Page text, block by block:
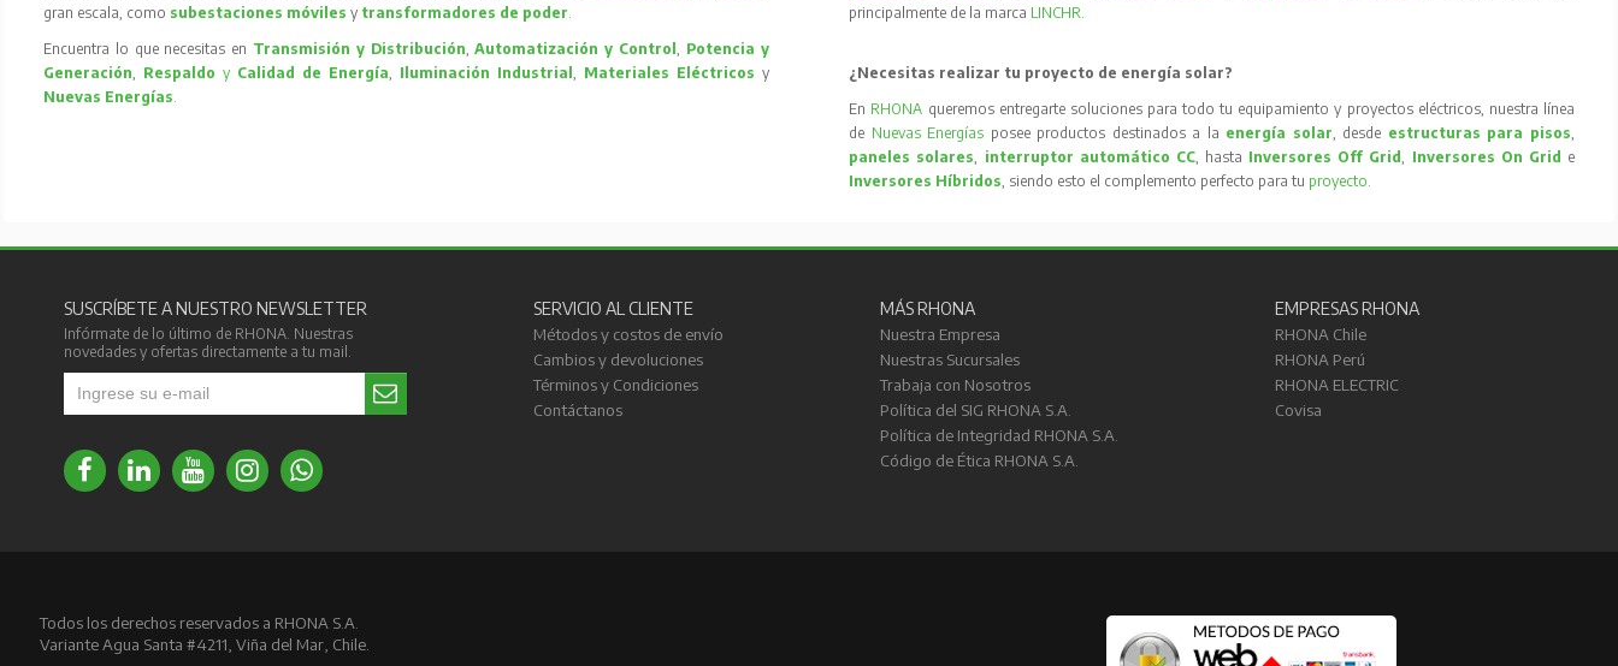
gran escala, como subestaciones móvilesy transformadores de poder.
Encuentra lo que necesitas en Transmisión y Distribución,Automatización y Control, Potencia y
Generación, Respaldo y Calidad de Energía, Iluminación Industrial , Materiales Eléctricos y
Nuevas Energías.
principalmente de la marca LINCHR.
¿Necesitas realizar tu proyecto de energía solar?
En RHONA queremos entregarte soluciones para todo tu equipamiento y proyectos eléctricos, nuestra línea
de Nuevas Energías posee productos destinados a la energía solar, desde estructuras para pisos,
paneles solares, interruptor automático CC, hasta Inversores Off Grid, Inversores On Grid e
Inversores Híbridos, siendo esto el complemento perfecto para tu proyecto.
SUSCRÍBETE A NUESTRO NEWSLETTER
Infórmate de lo último de RHONA. Nuestras
novedades y ofertas directamente a tu mail.
SERVICIO AL CLIENTE
Métodos y costos de envío
Cambios y devoluciones
Términos y Condiciones
Contáctanos
MÁS RHONA
Nuestra Empresa
Nuestras Sucursales
Trabaja con Nosotros
Política del SIG RHONA S.A.
Política de Integridad RHONA S.A.
Código de Ética RHONA S.A.
EMPRESAS RHONA
RHONA Chile
RHONA Perú
RHONA ELECTRIC
Covisa
Todos los derechos reservados a RHONA S.A.
Variante Agua Santa #4211, Viña del Mar, Chile.